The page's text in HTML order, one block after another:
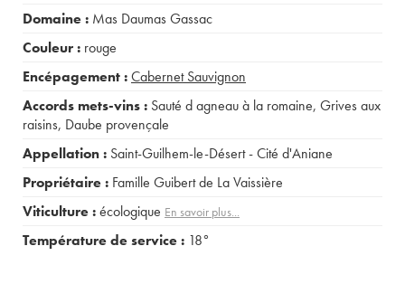
Domaine : Mas Daumas Gassac
Couleur : rouge
Encépagement :Cabernet Sauvignon
Accords mets-vins : Sauté d agneau à la romaine, Grives aux
raisins, Daube provençale
Appellation : Saint-Guilhem-le-Désert - Cité d'Aniane
Propriétaire : Famille Guibert de La Vaissière
Viticulture :écologique En savoir plus...
Température de service : 18°